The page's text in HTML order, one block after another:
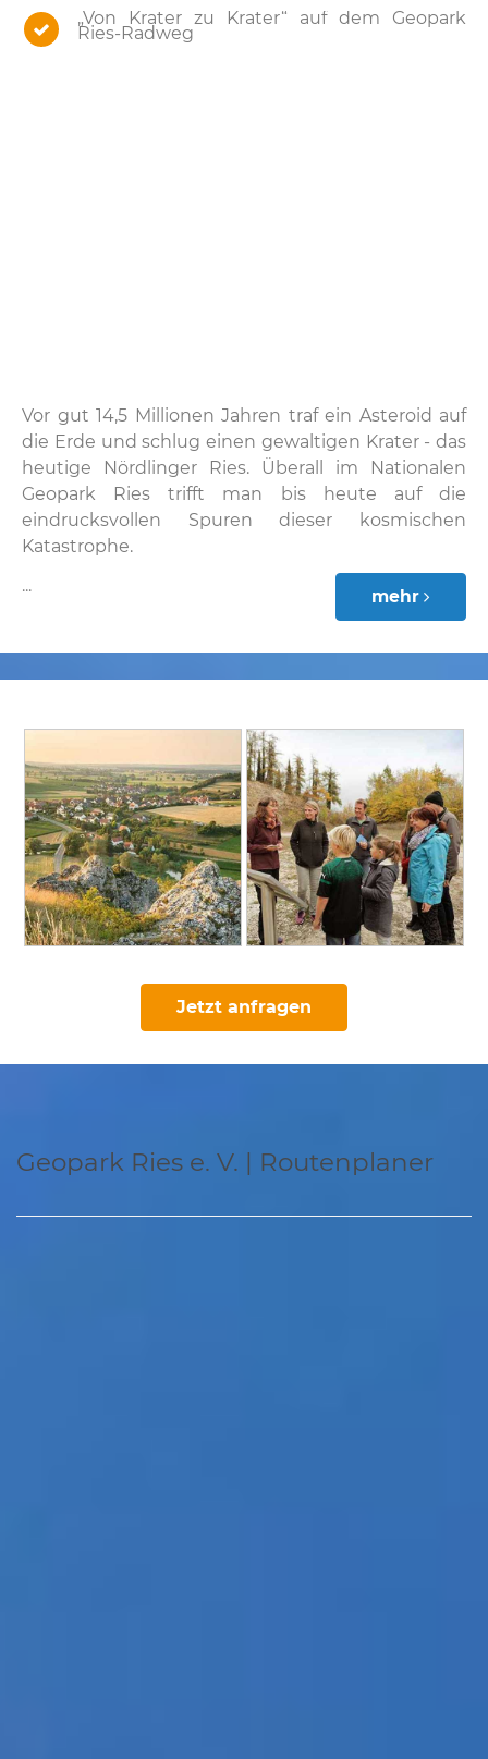
„Von Krater zu Krater“ auf dem Geopark
Ries-Radweg
Vor gut 14,5 Millionen Jahren traf ein Asteroid auf
die Erde und schlug einen gewaltigen Krater - das
heutige Nördlinger Ries. Überall im Nationalen
Geopark Ries trifft man bis heute auf die
eindrucksvollen Spuren dieser kosmischen
Katastrophe.
...
mehr
Jetzt anfragen
Geopark Ries e. V. | Routenplaner